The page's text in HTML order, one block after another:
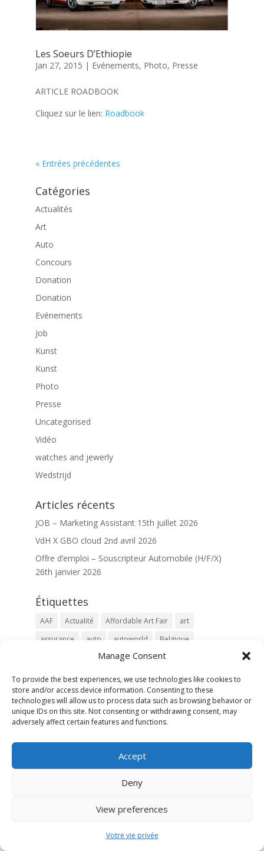
Manage Consent
To provide the best experiences, we use technologies like cookies to
store and/or access device information. Consenting to these
technologies will allow us to process data such as browsing behavior or
unique IDs on this site. Not consenting or withdrawing consent, may
adversely affect certain features and functions.
Accept
Deny
View preferences
Votre vie privée
Les Soeurs D’Ethiopie
Jan 27, 2015 | Evénements, Photo, Presse
ARTICLE ROADBOOK
Cliquez sur le lien: Roadbook
« Entrées précédentes
Catégories
Actualités
Art
Auto
Concours
Donation
Donation
Evénements
Job
Kunst
Kunst
Photo
Presse
Uncategorised
Vidéo
watches and jewerly
Wedstrijd
Articles récents
JOB – Marketing Assistant 15th juillet 2026
VdH X GBO cloud 2nd avril 2026
Offre d’emploi – Souscripteur Automobile (H/F/X)
26th janvier 2026
Étiquettes
AAF Actualité Affordable Art Fair
art
assurance
auto autoworld
Belgique
business car car
classiccar
donation
donation cover
Dream Cars
Exhibition
exposition F1
ferrari
fine art insurance
immobilier
Interclassics
oldtimer
Padel porsche
prestige
Salon de l'Auto
supercar
événement